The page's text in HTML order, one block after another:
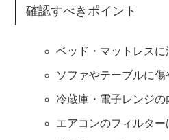
確認すべきポイント
ベッド・マットレスに
ソファやテーブルに傷
冷蔵庫・電子レンジの
エアコンのフィルター